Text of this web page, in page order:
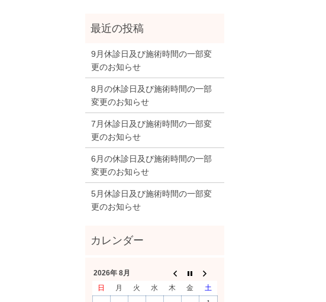
9月休診日及び施術時間の一部変
更のお知らせ
8月の休診日及び施術時間の一部
変更のお知らせ
7月休診日及び施術時間の一部変
更のお知らせ
6月の休診日及び施術時間の一部
変更のお知らせ
5月休診日及び施術時間の一部変
更のお知らせ
2026年 8月
日
月 火 水 木 金
土